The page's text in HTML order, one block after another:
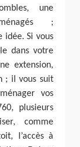
une
;
idée. Si vous
dans votre
extension,
; il vous suit
vos
plusieurs
comme
l’accès à